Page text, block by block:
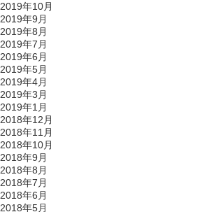
2019年10月
2019年9月
2019年8月
2019年7月
2019年6月
2019年5月
2019年4月
2019年3月
2019年1月
2018年12月
2018年11月
2018年10月
2018年9月
2018年8月
2018年7月
2018年6月
2018年5月